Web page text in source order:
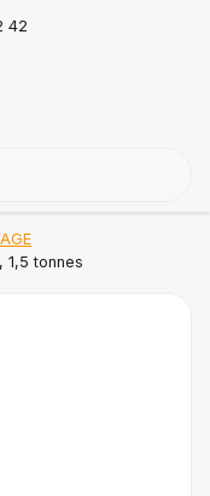
42
1,5 tonnes